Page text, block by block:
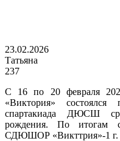
23.02.2026
Татьяна
237
С 16 по 20 февраля
«Виктория»
спартакиада ДЮСШ
рождения. По итогам
СДЮШОР «Викттрия»-1 г.